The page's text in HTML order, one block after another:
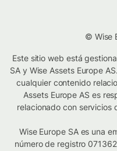
© Wise
Este sitio web está
SA y Wise Assets Europe
cualquier contenido
Assets Europe AS es
relacionado con servicios
Wise Europe SA es una
número de registro